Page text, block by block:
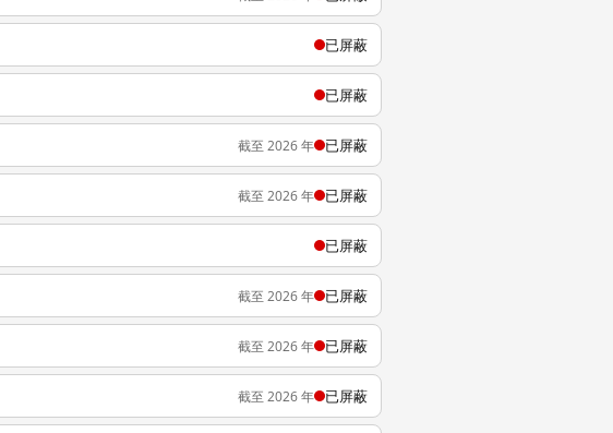
已屏蔽
已屏蔽
截至 2026 年 已屏蔽
截至 2026 年 已屏蔽
已屏蔽
截至 2026 年 已屏蔽
截至 2026 年 已屏蔽
截至 2026 年 已屏蔽